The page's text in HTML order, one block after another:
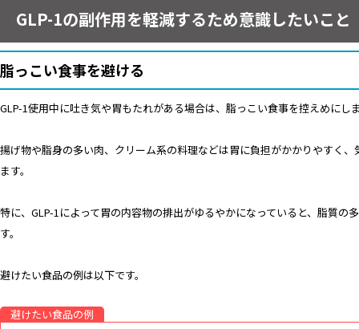
GLP-1の副作用を軽減するため意識したいこと
脂っこい食事を避ける
GLP-1使用中に吐き気や胃もたれがある場合は、脂っこい食事を控えめにし
揚げ物や脂身の多い肉、クリーム系の料理などは胃に負担がかかりやすく
ます。
特に、GLP-1によって胃の内容物の排出がゆるやかになっていると、脂質の
す。
避けたい食品の例は以下です。
避けたい食品の例